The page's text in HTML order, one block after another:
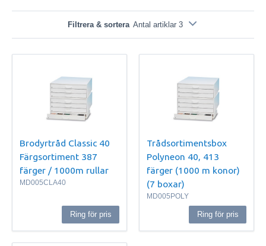
Filtrera & sortera Antal artiklar 3
Brodyrtråd Classic 40
Färgsortiment 387
färger / 1000m rullar
MD005CLA40
Ring för pris
Trådsortimentsbox
Polyneon 40, 413
färger (1000 m konor)
(7 boxar)
MD005POLY
Ring för pris